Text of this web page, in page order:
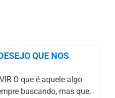
QUE NOS
O que é aquele algo
buscando, mas que,